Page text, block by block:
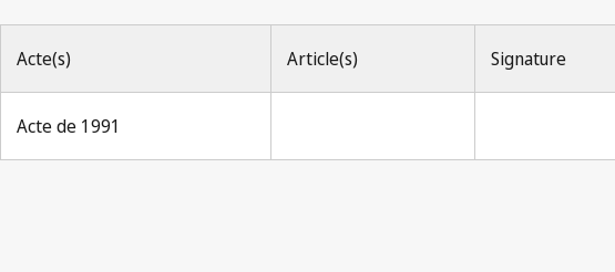
Acte(s) Article(s) Signature
Acte de 1991